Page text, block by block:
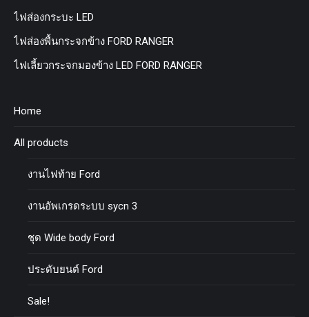
ไฟส่องกระบะ LED
ไฟส่องพื้นกระจกข้าง FORD RANGER
ไฟเลี้ยวกระจกมองข้าง LED FORD RANGER
Home
All products
งานไฟท้าย Ford
งานอัพเกรดระบบ sycn 3
ชุด Wide body Ford
ประดับยนต์ Ford
Sale!